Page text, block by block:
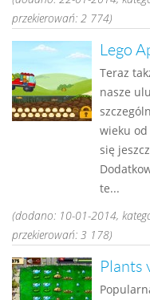
przekierowań: 2 774)
Lego
Teraz
nasze
wieku od
się
te...
(dodano: 10-01-2014,
przekierowań: 3 178)
Plants